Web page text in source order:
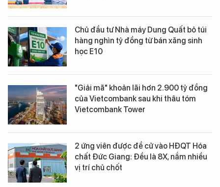
Chủ đầu tư Nhà máy Dung Quất bỏ túi
hàng nghìn tỷ đồng từ bán xăng sinh
học E10
"Giải mã" khoản lãi hơn 2.900 tỷ đồng
của Vietcombank sau khi thâu tóm
Vietcombank Tower
2 ứng viên được đề cử vào HĐQT Hóa
chất Đức Giang: Đều là 8X, nắm nhiều
vị trí chủ chốt